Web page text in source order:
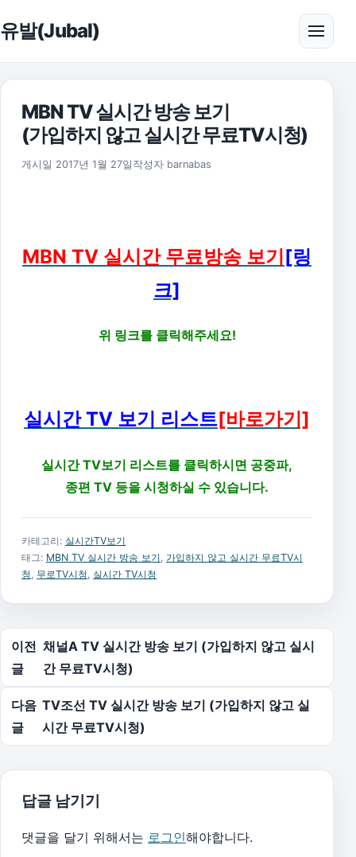
유발(Jubal) 메뉴
MBN TV 실시간 방송 보기
(가입하지 않고 실시간 무료TV시청)
게시일 2017년 1월 27일 2019년 12월 18일
작성자 barnabas
MBN TV 실시간 무료방송 보기[링
크]
위 링크를 클릭해주세요!
실시간 TV 보기 리스트[바로가기]
실시간 TV보기 리스트를 클릭하시면 공중파,
종편 TV 등을 시청하실 수 있습니다.
카테고리: 실시간TV보기
태그: MBN TV 실시간 방송 보기 가입하지 않고 실시간 무료TV시
청 무로TV시청 실시간 TV시청
글 탐색
이전
글
채널A TV 실시간 방송 보기 (가입하지 않고 실시
간 무료TV시청)
다음
글
TV조선 TV 실시간 방송 보기 (가입하지 않고 실
시간 무료TV시청)
답글 남기기
댓글을 달기 위해서는 로그인해야합니다.